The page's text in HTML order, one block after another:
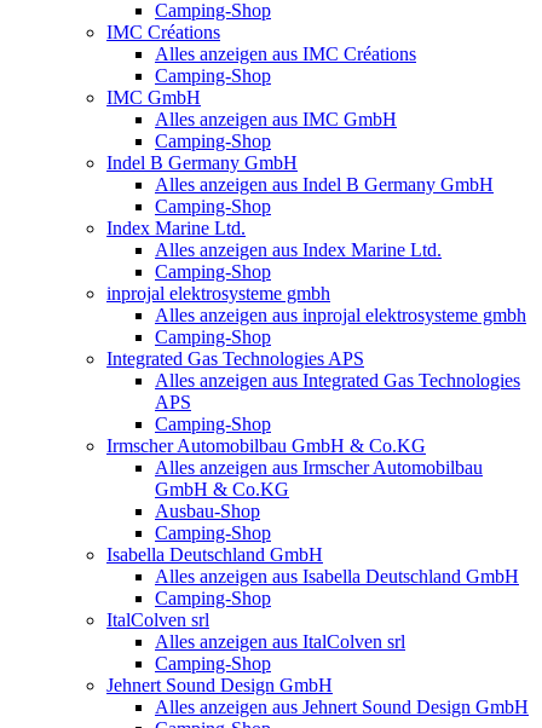
Camping-Shop
IMC Créations
Alles anzeigen aus IMC Créations
Camping-Shop
IMC GmbH
Alles anzeigen aus IMC GmbH
Camping-Shop
Indel B Germany GmbH
Alles anzeigen aus Indel B Germany GmbH
Camping-Shop
Index Marine Ltd.
Alles anzeigen aus Index Marine Ltd.
Camping-Shop
inprojal elektrosysteme gmbh
Alles anzeigen aus inprojal elektrosysteme gmbh
Camping-Shop
Integrated Gas Technologies APS
Alles anzeigen aus Integrated Gas Technologies
APS
Camping-Shop
Irmscher Automobilbau GmbH & Co.KG
Alles anzeigen aus Irmscher Automobilbau
GmbH & Co.KG
Ausbau-Shop
Camping-Shop
Isabella Deutschland GmbH
Alles anzeigen aus Isabella Deutschland GmbH
Camping-Shop
ItalColven srl
Alles anzeigen aus ItalColven srl
Camping-Shop
Jehnert Sound Design GmbH
Alles anzeigen aus Jehnert Sound Design GmbH